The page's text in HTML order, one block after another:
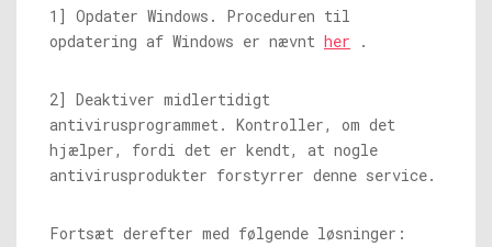
1] Opdater Windows. Proceduren til
opdatering af Windows er nævnt her .
2] Deaktiver midlertidigt
antivirusprogrammet. Kontroller, om det
hjælper, fordi det er kendt, at nogle
antivirusprodukter forstyrrer denne service.
Fortsæt derefter med følgende løsninger: